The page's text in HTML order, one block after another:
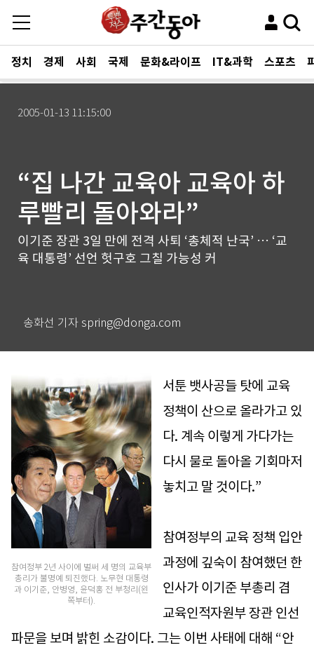
정치 경제 사회 국제 문화&라이프 IT&과학 스포츠
2005-01-13 11:15:00
“집 나간 교육아 교육아 하
루빨리 돌아와라”
이기준 장관 3일 만에 전격 사퇴 ‘총체적 난국’ … ‘교
육 대통령’ 선언 헛구호 그칠 가능성 커
송화선 기자 spring@donga.com
참여정부 2년 사이에 벌써 세 명의 교육부
총리가 불명예 퇴진했다. 노무현 대통령
과 이기준, 안병영, 윤덕홍 전 부청리(왼
쪽부터).
서툰 뱃사공들 탓에 교육
정책이 산으로 올라가고 있
다. 계속 이렇게 가다가는
다시 물로 돌아올 기회마저
놓치고 말 것이다.”
참여정부의 교육 정책 입안
과정에 깊숙이 참여했던 한
인사가 이기준 부총리 겸
교육인적자원부 장관 인선
파문을 보며 밝힌 소감이다. 그는 이번 사태에 대해 “안